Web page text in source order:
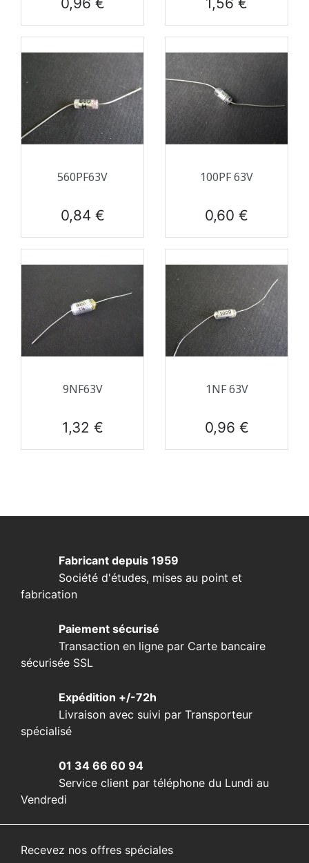
560PF63V
Prix
0,84 €
100PF 63V
Prix
0,60 €
9NF63V
Prix
1,32 €
1NF 63V
Prix
0,96 €
Fabricant depuis 1959
Société d'études, mises au point et
fabrication
Paiement sécurisé
Transaction en ligne par Carte bancaire
sécurisée SSL
Expédition +/-72h
Livraison avec suivi par Transporteur
spécialisé
01 34 66 60 94
Service client par téléphone du Lundi au
Vendredi
Recevez nos offres spéciales